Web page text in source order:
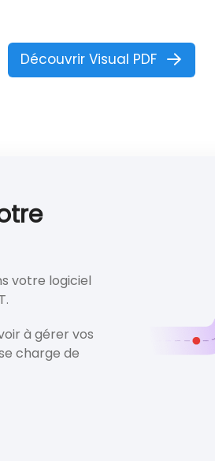
Découvrir Visual PDF
votre logiciel
à gérer vos
charge de